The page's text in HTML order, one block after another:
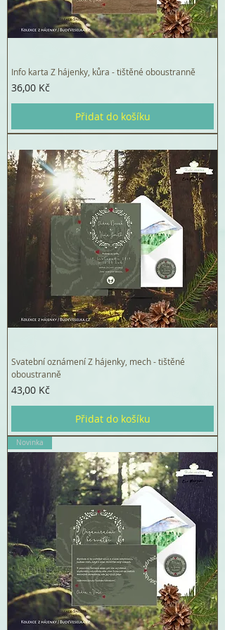
Info karta Z hájenky, kůra - tištěné oboustranně
Cena
36,00 Kč
Přidat do košíku
Svatební oznámení Z hájenky, mech - tištěné
oboustranně
Cena
43,00 Kč
Přidat do košíku
Novinka